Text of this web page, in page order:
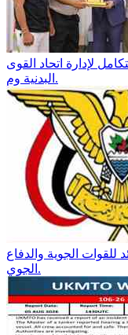
لإدارة اتحاد القوى
البدنية وم.
الجوية والدفاع
الجوي.